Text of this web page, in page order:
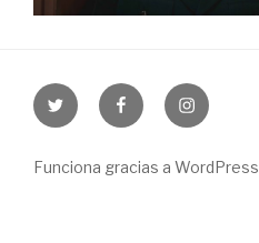
Twitter FacebookInstagram
Funciona gracias a WordPress